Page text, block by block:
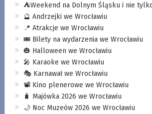
⛺️Weekend na Dolnym Śląsku i nie
🔮 Andrzejki we Wrocławiu
📍 Atrakcje we Wrocławiu
🎟️ Bilety na wydarzenia we Wrocławiu
🎃 Halloween we Wrocławiu
🎤 Karaoke we Wrocławiu
🎭 Karnawał we Wrocławiu
📽️ Kino plenerowe we Wrocławiu
🧳 Majówka 2026 we Wrocławiu
🌙 Noc Muzeów 2026 we Wrocławiu